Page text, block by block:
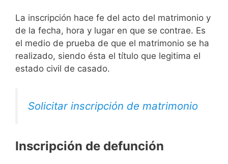
La inscripción hace fe del acto del matrimonio y
de la fecha, hora y lugar en que se contrae. Es
el medio de prueba de que el matrimonio se ha
realizado, siendo ésta el título que legitima el
estado civil de casado.
Solicitar inscripción de matrimonio
Inscripción de defunción